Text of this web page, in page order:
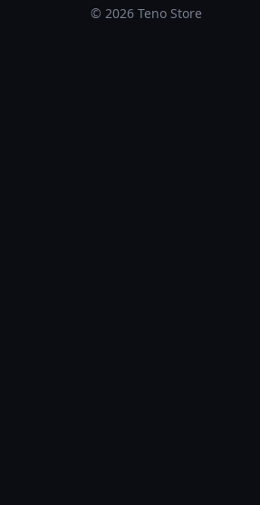
© 2026 Teno Store